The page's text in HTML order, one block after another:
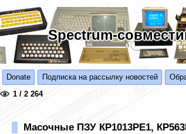
Spectrum-
Donate Подписка на рассылку новостей
1 / 2 264
Масочные ПЗУ КР1013РЕ1,